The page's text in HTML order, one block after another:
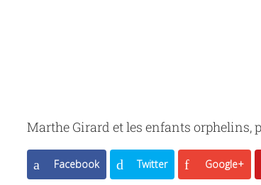
Marthe Girard et les enfants orphelins,
Facebook Twitter Google+